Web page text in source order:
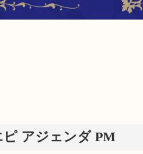
アジェンダ PM